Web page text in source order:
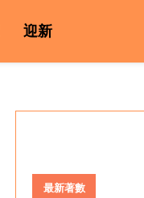
迎新
最新著數